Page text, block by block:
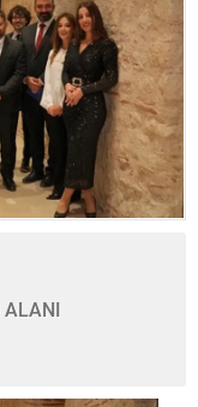
ALANI